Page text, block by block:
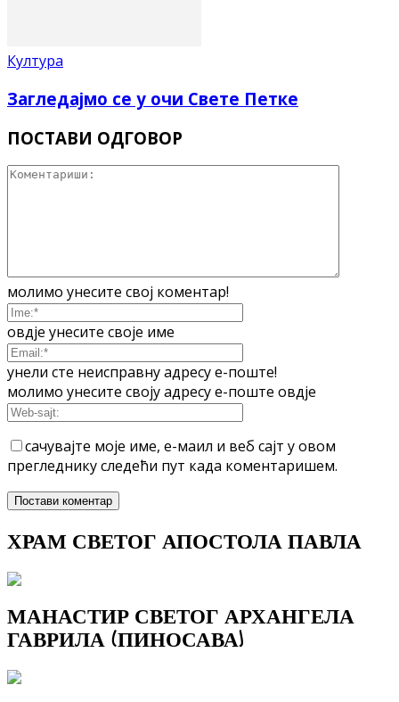
Култура
Загледајмо се у очи Свете Петке
ПОСТАВИ ОДГОВОР
молимо унесите свој коментар!
овдје унесите своје име
унели сте неисправну адресу е-поште!
молимо унесите своју адресу е-поште овдје
сачувајте моје име, е-маил и веб сајт у овом
прегледнику следећи пут када коментаришем.
ХРАМ СВЕТОГ АПОСТОЛА ПАВЛА
МАНАСТИР СВЕТОГ АРХАНГЕЛА
ГАВРИЛА (ПИНОСАВА)